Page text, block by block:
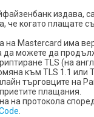
издава,
че когато плащате
на Mastercard има
можете да
TLS (на
към TLS 1.1 или
търговците на
плащания.
на протокола